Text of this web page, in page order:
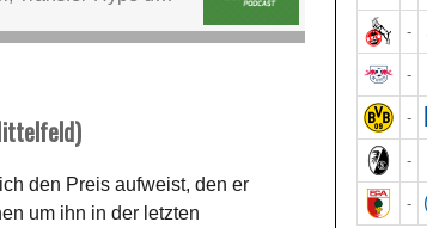
den Preis aufweist, den er
um ihn in der letzten
-
-
-
-
-